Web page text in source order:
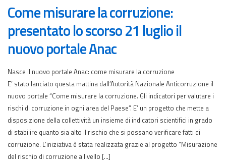
Come misurare la corruzione:
presentato lo scorso 21 luglio il
nuovo portale Anac
Nasce il nuovo portale Anac: come misurare la corruzione
E’ stato lanciato questa mattina dall’Autorità Nazionale Anticorruzione il
nuovo portale “Come misurare la corruzione. Gli indicatori per valutare i
rischi di corruzione in ogni area del Paese”. E’ un progetto che mette a
disposizione della collettività un insieme di indicatori scientifici in grado
di stabilire quanto sia alto il rischio che si possano verificare fatti di
corruzione. L’iniziativa è stata realizzata grazie al progetto “Misurazione
del rischio di corruzione a livello […]